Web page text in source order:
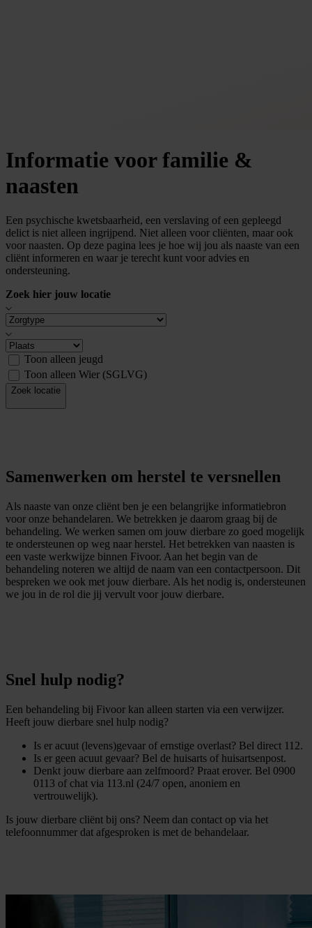
Informatie voor familie &
naasten
Een psychische kwetsbaarheid, een verslaving of een gepleegd
delict is niet alleen ingrijpend. Niet alleen voor cliënten, maar ook
voor naasten. Op deze pagina lees je hoe wij jou als naaste van een
cliënt informeren en waar je terecht kunt voor advies en
ondersteuning.
Zoek hier jouw locatie
Toon alleen jeugd
Toon alleen Wier (SGLVG)
Zoek locatie
Samenwerken om herstel te versnellen
Als naaste van onze cliënt ben je een belangrijke informatiebron
voor onze behandelaren. We betrekken je daarom graag bij de
behandeling. We werken samen om jouw dierbare zo goed mogelijk
te ondersteunen op weg naar herstel. Het betrekken van naasten is
een vaste werkwijze binnen Fivoor. Aan het begin van de
behandeling noteren we altijd de naam van een contactpersoon. Dit
bespreken we ook met jouw dierbare. Als het nodig is, ondersteunen
we jou in de rol die jij vervult voor jouw dierbare.
Snel hulp nodig?
Een behandeling bij Fivoor kan alleen starten via een verwijzer.
Heeft jouw dierbare snel hulp nodig?
Is er acuut (levens)gevaar of ernstige overlast? Bel direct 112.
Is er geen acuut gevaar? Bel de huisarts of huisartsenpost.
Denkt jouw dierbare aan zelfmoord? Praat erover. Bel 0900
0113 of chat via 113.nl (24/7 open, anoniem en
vertrouwelijk).
Is jouw dierbare cliënt bij ons? Neem dan contact op via het
telefoonnummer dat afgesproken is met de behandelaar.